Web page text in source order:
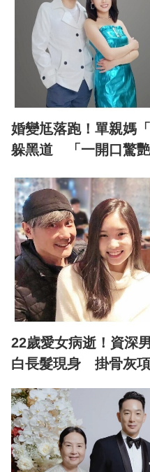
婚變尪落跑！單親媽
躲黑道 「一開口驚
22歲愛女病逝！資深
白長髮現身 掛骨灰